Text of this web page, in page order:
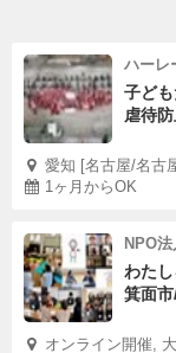
ハーレ
子ど
虐待
愛知 [名古屋/名古
1ヶ月からOK
NPO
わた
箕面
オンライン開催,